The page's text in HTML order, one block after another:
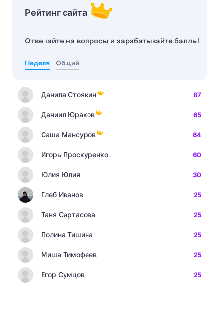
Рейтинг сайта
Отвечайте на вопросы и зарабатывайте баллы!
Неделя Общий
Данила Стоякин 87
Даниил Юраков 65
Саша Мансуров 64
Игорь Проскуренко 60
Юлия Юлия 30
Глеб Иванов 25
Таня Сартасова 25
Полина Тишина 25
Миша Тимофеев 25
Егор Сумцов 25